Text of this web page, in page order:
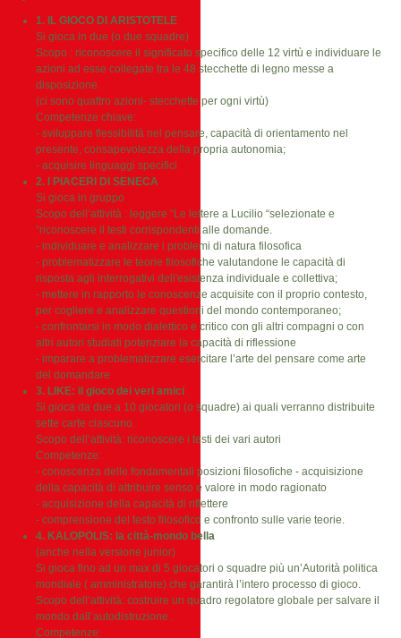
1. IL GIOCO DI ARISTOTELE
Si gioca in due (o due squadre)
Scopo : riconoscere il significato specifico delle 12 virtù e individuare le
azioni ad esse collegate tra le 48 stecchette di legno messe a
disposizione.
(ci sono quattro azioni- stecchette per ogni virtù)
Competenze chiave:
- sviluppare flessibilità nel pensare, capacità di orientamento nel
presente, consapevolezza della propria autonomia;
- acquisire linguaggi specifici
2. I PIACERI DI SENECA
Si gioca in gruppo
Scopo dell’attività : leggere “Le lettere a Lucilio “selezionate e
“riconoscere il testi corrispondenti alle domande.
- individuare e analizzare i problemi di natura filosofica
- problematizzare le teorie filosofiche valutandone le capacità di
risposta agli interrogativi dell'esistenza individuale e collettiva;
- mettere in rapporto le conoscenze acquisite con il proprio contesto,
per cogliere e analizzare questioni del mondo contemporaneo;
- confrontarsi in modo dialettico e critico con gli altri compagni o con
altri autori studiati potenziare la capacità di riflessione
- imparare a problematizzare esercitare l’arte del pensare come arte
del domandare
3. LIKE: il gioco dei veri amici
Si gioca da due a 10 giocatori (o squadre) ai quali verranno distribuite
sette carte ciascuno.
Scopo dell’attività: riconoscere i testi dei vari autori
Competenze:
- conoscenza delle fondamentali posizioni filosofiche - acquisizione
della capacità di attribuire senso e valore in modo ragionato
- acquisizione della capacità di riflettere
- comprensione del testo filosofico e confronto sulle varie teorie.
4. KALOPOLIS: la città-mondo bella
(anche nella versione junior)
Si gioca fino ad un max di 5 giocatori o squadre più un’Autorità politica
mondiale ( amministratore) che garantirà l’intero processo di gioco.
Scopo dell’attività: costruire un quadro regolatore globale per salvare il
mondo dall’autodistruzione .
Competenze: